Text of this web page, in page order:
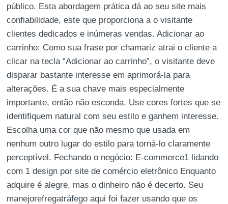
público. Esta abordagem prática dá ao seu site mais
confiabilidade, este que proporciona a o visitante
clientes dedicados e inúmeras vendas. Adicionar ao
carrinho: Como sua frase por chamariz atrai o cliente a
clicar na tecla “Adicionar ao carrinho”, o visitante deve
disparar bastante interesse em aprimorá-la para
alterações. É a sua chave mais especialmente
importante, então não esconda. Use cores fortes que se
identifiquem natural com seu estilo e ganhem interesse.
Escolha uma cor que não mesmo que usada em
nenhum outro lugar do estilo para torná-lo claramente
perceptível. Fechando o negócio: E-commerce1 lidando
com 1 design por site de comércio eletrônico Enquanto
adquire é alegre, mas o dinheiro não é decerto. Seu
manejorefregatráfego aqui foi fazer usando que os